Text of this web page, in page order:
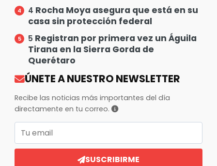
4 Rocha Moya asegura que está en su
casa sin protección federal
5 Registran por primera vez un Águila
Tirana en la Sierra Gorda de
Querétaro
ÚNETE A NUESTRO NEWSLETTER
Recibe las noticias más importantes del día
directamente en tu correo.
SUSCRIBIRME